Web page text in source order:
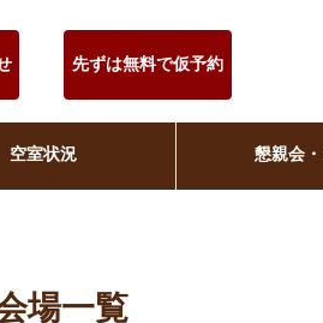
先ずは無料で仮予約
空室状況 懇親会
場一覧